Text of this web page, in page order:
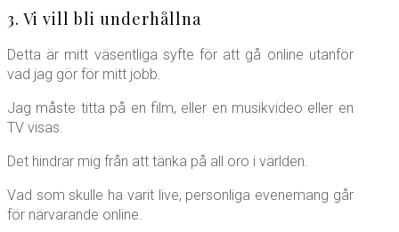
3. Vi vill bli underhållna
Detta är mitt väsentliga syfte för att gå online utanför
vad jag gör för mitt jobb.
Jag måste titta på en film, eller en musikvideo eller en
TV visas.
Det hindrar mig från att tänka på all oro i världen.
Vad som skulle ha varit live, personliga evenemang går
för närvarande online.